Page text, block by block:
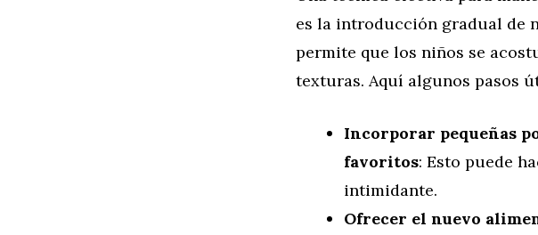
es la introducción gradual de
permite que los niños se
texturas. Aquí algunos pasos
Incorporar pequeñas
favoritos: Esto puede
intimidante.
Ofrecer el nuevo